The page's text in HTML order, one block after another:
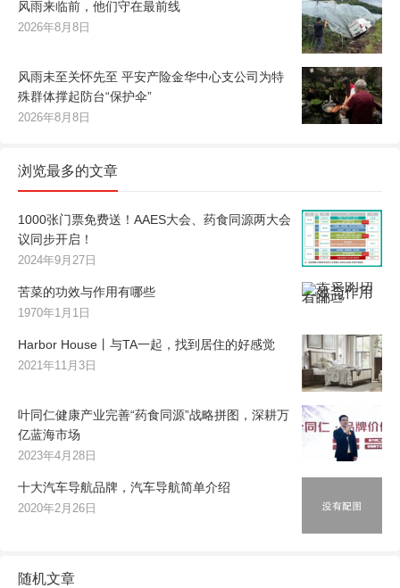
风雨来临前，他们守在最前线
2026年8月8日
风雨未至关怀先至 平安产险金华中心支公司为特
殊群体撑起防台“保护伞”
2026年8月8日
浏览最多的文章
1000张门票免费送！AAES大会、药食同源两大会
议同步开启！
2024年9月27日
苦菜的功效与作用有哪些
1970年1月1日
Harbor House丨与TA一起，找到居住的好感觉
2021年11月3日
叶同仁健康产业完善“药食同源”战略拼图，深耕万
亿蓝海市场
2023年4月28日
十大汽车导航品牌，汽车导航简单介绍
2020年2月26日
随机文章